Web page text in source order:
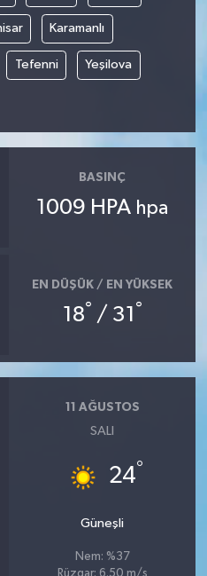
Karamanlı
Tefenni Yeşilova
BASINÇ
1009 HPA hpa
EN DÜŞÜK / EN YÜKSEK
18° / 31 °
11 AĞUSTOS
SALI
24°
Güneşli
Nem: %37